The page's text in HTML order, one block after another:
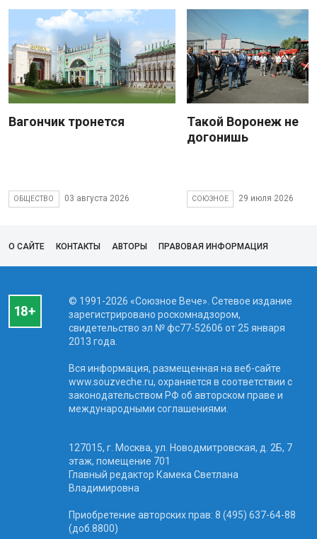
Вагончик тронется
ОБЩЕСТВО 03 августа 2026
Такой Воронеж не
догонишь
СОЮЗНОЕ 29 июля 2026
О САЙТЕ КОНТАКТЫ АВТОРЫ ПРАВОВАЯ ИНФОРМАЦИЯ
© 1991-2026 «Союзное Вече». Сетевое издание
зарегистрировано роскомнадзором,
свидетельство эл № фc77-52606 от 25 января
2013 года.
Вся информация, размещенная на веб-сайте
www.souzveche.ru, охраняется в соответствии с
законодательством РФ об авторском праве и
международными соглашениями.
127015, г. Москва, ул. Новодмитровская, д. 2Б, 7
этаж, помещение 701
Главный редактор Камека Светлана
Владимировна
Приобретение авторских прав: 8 (495) 637-64-88
(доб.8800)